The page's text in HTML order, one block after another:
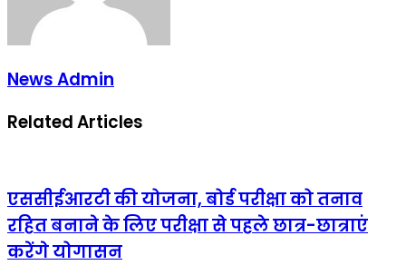
News Admin
Related Articles
एससीईआरटी की योजना, बोर्ड परीक्षा को तनाव
रहित बनाने के लिए परीक्षा से पहले छात्र-छात्राएं
करेंगे योगासन